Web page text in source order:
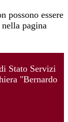
possono essere
pagina
Stato Servizi
"Bernardo